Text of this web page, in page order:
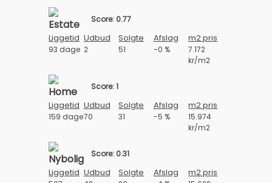
Score: 0.77
Liggetid Udbud Solgte Afslag m2 pris
93 dage 2 51 -0 %
7.172
kr/m2
Score: 1
Liggetid Udbud Solgte Afslag m2 pris
159 dage70 31 -5 %
15.974
kr/m2
Score: 0.31
Liggetid Udbud Solgte Afslag m2 pris